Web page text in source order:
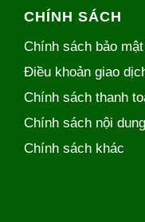
CHÍNH SÁCH
Chính sách bảo mật
Điều khoản giao
Chính sách thanh
Chính sách nội dung
Chính sách khác